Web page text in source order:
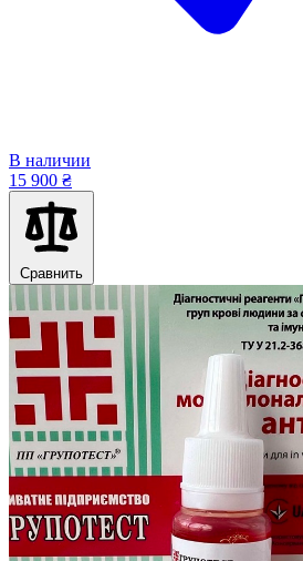
В наличии
15 900 ₴
Сравнить